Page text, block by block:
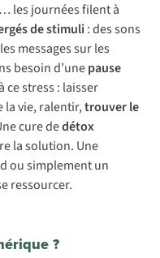
les journées filent à
de stimuli : des sons
messages sur les
besoin d’unepause
ce stress : laisser
la vie, ralentir,trouver le
cure dedétox
la solution. Une
ou simplement un
ressourcer.
?